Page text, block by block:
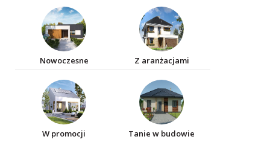
Nowoczesne Z aranżacjami
W promocji Tanie w budowie